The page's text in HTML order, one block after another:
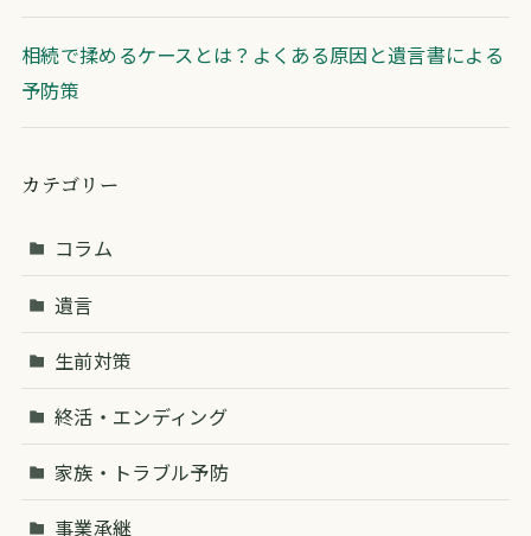
相続で揉めるケースとは？よくある原因と遺言書による
予防策
カテゴリー
コラム
遺言
生前対策
終活・エンディング
家族・トラブル予防
事業承継